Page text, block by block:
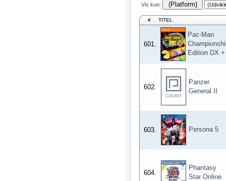
Vis kun: (Platform)
# TITEL
601.
Pac-Man
Edition DX +
602.
Panzer
General II
603. Persona 5
604.
Phantasy
Star Online